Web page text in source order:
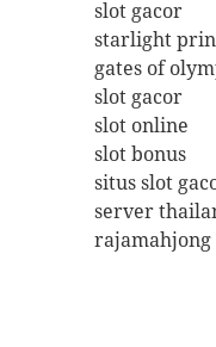
slot gacor
starlight
gates of
slot gacor
slot online
slot bonus
situs slot
server